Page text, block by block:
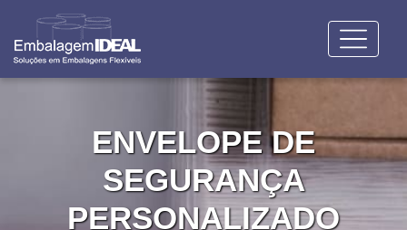
ENVELOPE DE
SEGURANÇA
PERSONALIZADO